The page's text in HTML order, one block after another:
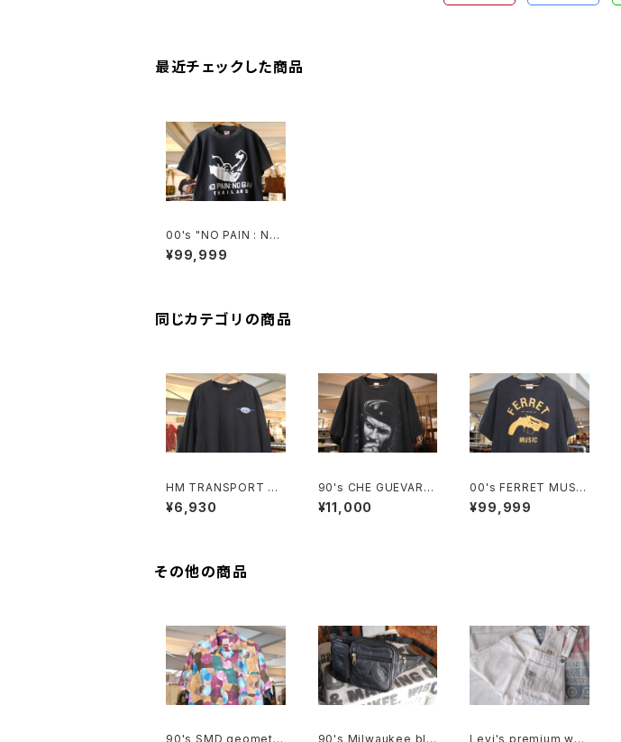
最近チェックした商品
00's "NO PAIN : NO
GAIN" black cotton
Tee
¥99,999
同じカテゴリの商品
HM TRANSPORT bl
ack long-sleeve Te
e "embroidered log
¥6,930
90's CHE GUEVARA
fade-black cotton
photo print Tee
¥11,000
00's FERRET MUSIC
revolver-logo print
ed Tee
¥99,999
その他の商品
90's SMD geometri
90's Milwaukee bla
Levi's premium whit